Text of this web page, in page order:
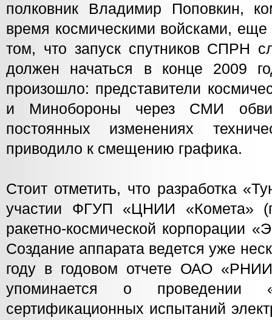
полковник Владимир Поповкин,
время космическими войсками, еще
том, что запуск спутников СПРН
должен начаться в конце 2009
произошло: представители
и Минобороны через СМИ
постоянных изменениях
приводило к смещению графика.
Стоит отметить, что разработка
участии ФГУП «ЦНИИ «Комета»
ракетно-космической корпорации
Создание аппарата ведется уже
году в годовом отчете ОАО «РНИИ
упоминается о проведении
сертификационных испытаний